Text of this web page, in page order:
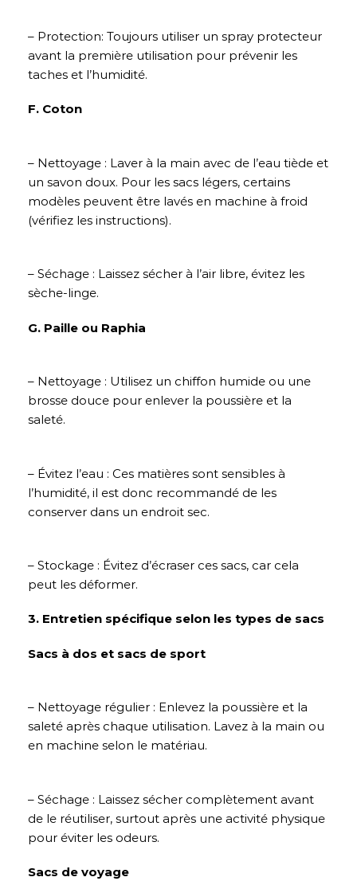
– Protection: Toujours utiliser un spray protecteur
avant la première utilisation pour prévenir les
taches et l’humidité.
F. Coton
– Nettoyage : Laver à la main avec de l’eau tiède et
un savon doux. Pour les sacs légers, certains
modèles peuvent être lavés en machine à froid
(vérifiez les instructions).
– Séchage : Laissez sécher à l’air libre, évitez les
sèche-linge.
G. Paille ou Raphia
– Nettoyage : Utilisez un chiffon humide ou une
brosse douce pour enlever la poussière et la
saleté.
– Évitez l’eau : Ces matières sont sensibles à
l’humidité, il est donc recommandé de les
conserver dans un endroit sec.
– Stockage : Évitez d’écraser ces sacs, car cela
peut les déformer.
3. Entretien spécifique selon les types de sacs
Sacs à dos et sacs de sport
– Nettoyage régulier : Enlevez la poussière et la
saleté après chaque utilisation. Lavez à la main ou
en machine selon le matériau.
– Séchage : Laissez sécher complètement avant
de le réutiliser, surtout après une activité physique
pour éviter les odeurs.
Sacs de voyage